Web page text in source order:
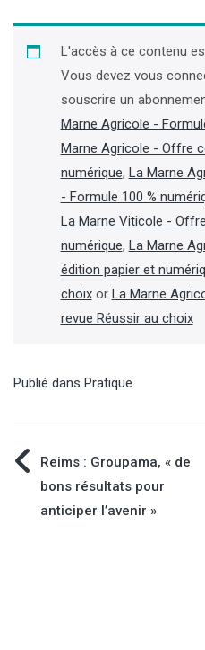
L'accès à ce contenu
Vous devez vous
souscrire un
Marne Agricole -
Marne Agricole - Offre
numérique, La Marne
- Formule 100 %
La Marne Viticole -
numérique, La Marne
édition papier et
choixor La Marne
revue Réussir au choix
Publié dans Pratique
Navigation
de
Reims : Groupama, « de
bons résultats pour
anticiper l’avenir »